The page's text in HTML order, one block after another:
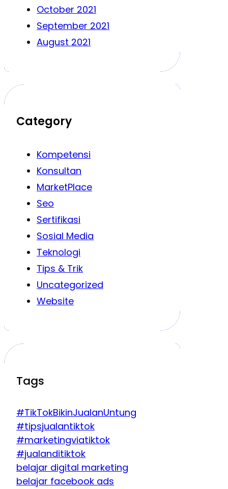
October 2021
September 2021
August 2021
Category
Kompetensi
Konsultan
MarketPlace
Seo
Sertifikasi
Sosial Media
Teknologi
Tips & Trik
Uncategorized
Website
Tags
#TikTokBikinJualanUntung
#tipsjualantiktok
#marketingviatiktok
#jualanditiktok
belajar digital marketing
belajar facebook ads